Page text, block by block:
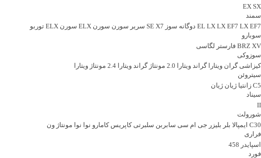
EX SX
سمند
EL LX LX EF7 LX EF7 دوگانه سوز SE X7 سریر سورن سورن ELX
سورن ELX توربو
سوبارو
BRZ XV فارستر لگاسی
سوزوکی
کیزاشی گران ویتارا گراند ویتارا 2.0 مونتاژ گراند ویتارا 2.4 مونتاژ
ویتارا
سیتروئن
C5 زانتیا ژیان ژیان
سیناد
II
شورولت
C30 ایمپالا بلر بلیزر جی ام سی سابربن سلبرتی کاپریس کامارو نوا نوا مونتاژ ون
فراری
اسپایدر 458
فورد